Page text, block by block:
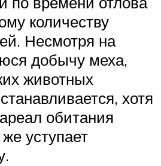
количеству
Несмотря на
добычу меха,
животных
хотя
обитания
уступает